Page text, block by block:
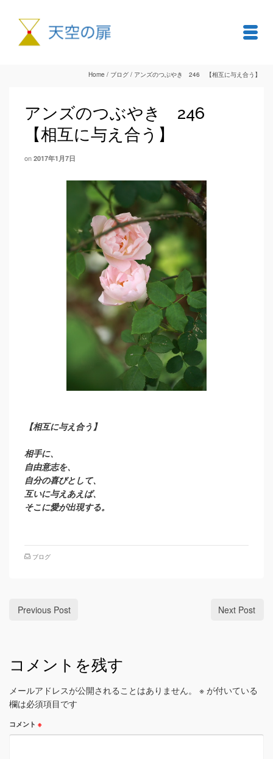
Home / ブログ / アンズのつぶやき 246 【相互に与え合う】
アンズのつぶやき 246
【相互に与え合う】
on 2017年1月7日
【相互に与え合う】
相手に、
自由意志を、
自分の喜びとして、
互いに与えあえば、
そこに愛が出現する。
ブログ
Previous Post Next Post
コメントを残す
メールアドレスが公開されることはありません。 ※ が付いている
欄は必須項目です
コメント ※